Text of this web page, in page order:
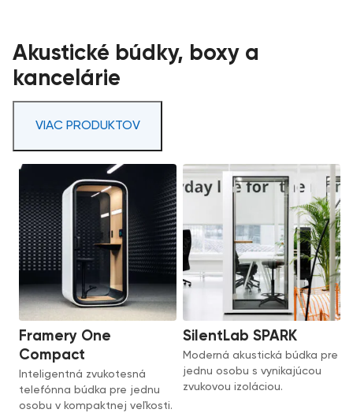
Akustické búdky, boxy a
kancelárie
VIAC PRODUKTOV
Framery One
Compact
Inteligentná zvukotesná
telefónna búdka pre jednu
osobu v kompaktnej veľkosti.
SilentLab SPARK
Moderná akustická búdka pre
jednu osobu s vynikajúcou
zvukovou izoláciou.